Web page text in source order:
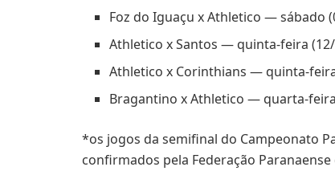
Foz do Iguaçu x Athletico — sábado
Athletico x Santos — quinta-feira
Athletico x Corinthians — quinta-
Bragantino x Athletico — quarta-
*os jogos da semifinal do Campeonato
confirmados pela Federação Paranaense